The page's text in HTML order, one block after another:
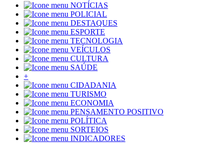
NOTÍCIAS
POLICIAL
DESTAQUES
ESPORTE
TECNOLOGIA
VEÍCULOS
CULTURA
SAÚDE
+
CIDADANIA
TURISMO
ECONOMIA
PENSAMENTO POSITIVO
POLÍTICA
SORTEIOS
INDICADORES